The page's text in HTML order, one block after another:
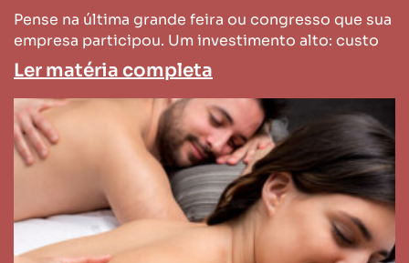
Pense na última grande feira ou congresso que sua
empresa participou. Um investimento alto: custo
Ler matéria completa